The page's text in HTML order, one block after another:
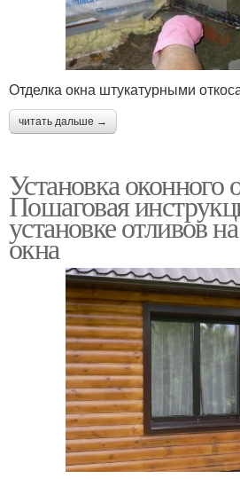
Отделка окна штукатурными
читать дальше →
Установка оконного
Пошаговая
установке отливов
окна